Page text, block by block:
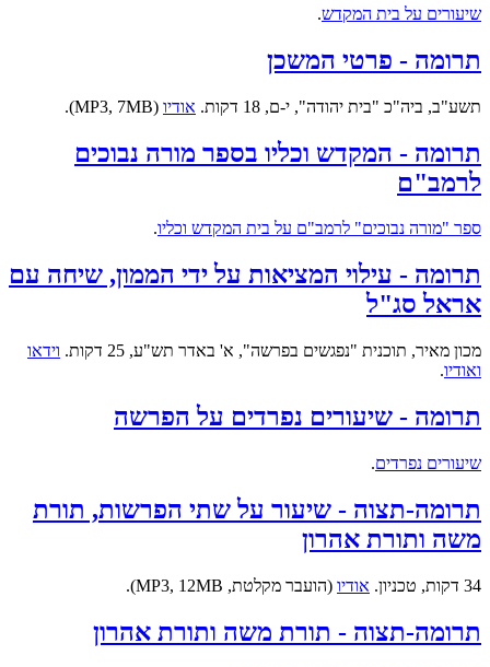
שיעורים על בית המקדש.
תרומה - פרטי המשכן
תשע"ב, ביה"כ "בית יהודה", י-ם, 18 דקות. אודיו (MP3, 7MB).
תרומה - המקדש וכליו בספר מורה נבוכים
לרמב"ם
ספר "מורה נבוכים" לרמב"ם על בית המקדש וכליו.
תרומה - עילוי המציאות על ידי הממון, שיחה עם
אראל סג"ל
מכון מאיר, תוכנית "נפגשים בפרשה", א' באדר תש"ע, 25 דקות.
וידאו
ואודיו.
תרומה - שיעורים נפרדים על הפרשה
שיעורים נפרדים.
תרומה-תצוה - שיעור על שתי הפרשות, תורת
משה ותורת אהרון
34 דקות, טכניון. אודיו (הועבר מקלטת, MP3, 12MB).
תרומה-תצוה - תורת משה ותורת אהרון